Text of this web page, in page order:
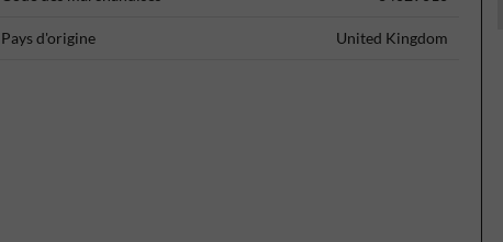
Pays d'origine United Kingdom